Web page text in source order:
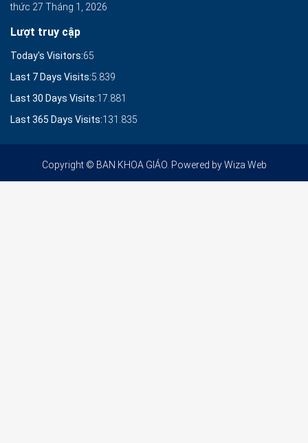
thức 27 Tháng 1, 2026
Lượt truy cập
Today's Visitors:65
Last 7 Days Visits:5.839
Last 30 Days Visits:17.881
Last 365 Days Visits:131.835
Copyright © BAN KHOA GIÁO. Powered byWiza Web